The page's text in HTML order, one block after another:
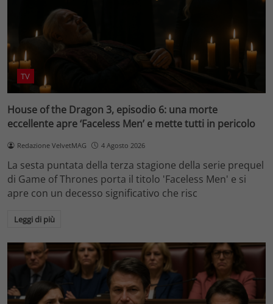
TV
House of the Dragon 3, episodio 6: una morte
eccellente apre ‘Faceless Men’ e mette tutti in pericolo
Redazione VelvetMAG 4 Agosto 2026
La sesta puntata della terza stagione della serie prequel
di Game of Thrones porta il titolo 'Faceless Men' e si
apre con un decesso significativo che risc
Leggi di più